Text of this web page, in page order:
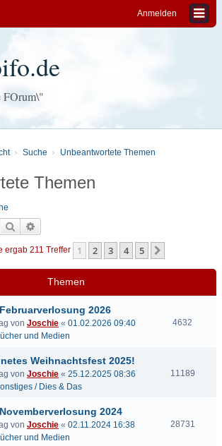
Anmelden
FOrum\"
Suche Unbeantwortete Themen
Themen
Suche
ergab 211 Treffer 1 2 3 4 5
Themen
2026
von Joschie « 01.02.2026 09:40
und Medien
4632
Weihnachtsfest 2025!
von Joschie « 25.12.2025 08:36
/ Dies & Das
11189
2024
von Joschie « 02.11.2024 16:38
und Medien
28731